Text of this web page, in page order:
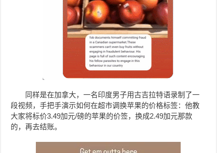
同样是在加拿大，一名印度男子用古吉拉特语录制了一
段视频，手把手演示如何在超市调换苹果的价格标签：他教
大家将标价3.49加元/磅的苹果的价签，换成2.49加元那款
的，再去结账。